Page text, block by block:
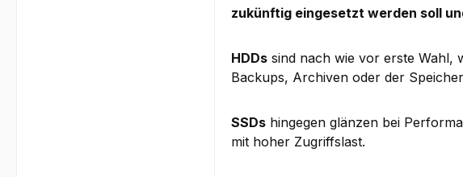
zukünftig eingesetzt werden soll
HDDssind nach wie vor erste Wahl,
Backups, Archiven oder der
SSDshingegen glänzen bei
mit hoher Zugriffslast.